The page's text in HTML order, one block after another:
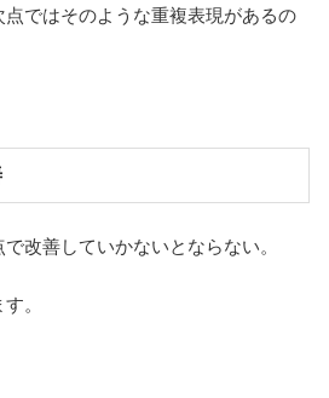
ではそのような重複表現があるの
改善していかないとならない。
。